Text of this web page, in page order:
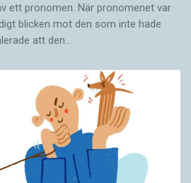
ett pronomen. När pronomenet var
blicken mot den som inte hade
att den…